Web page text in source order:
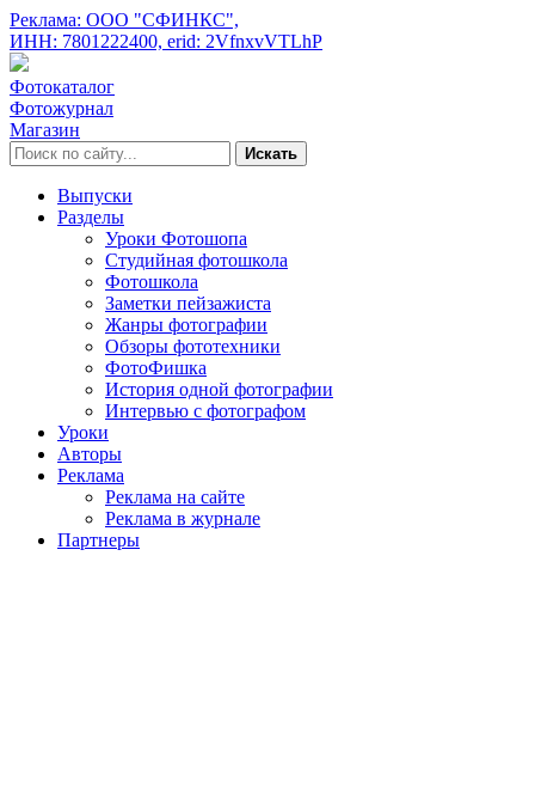
Реклама: ООО "СФИНКС",
ИНН: 7801222400, erid: 2VfnxvVTLhP
Фотокаталог
Фотожурнал
Магазин
Искать
Выпуски
Разделы
Уроки Фотошопа
Студийная фотошкола
Фотошкола
Заметки пейзажиста
Жанры фотографии
Обзоры фототехники
ФотоФишка
История одной фотографии
Интервью с фотографом
Уроки
Авторы
Реклама
Реклама на сайте
Реклама в журнале
Партнеры